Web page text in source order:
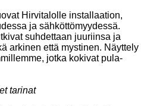
Hirvitalolle installaation,
ja sähköttömyydessä.
suhdettaan juuriinsa ja
arkinen että mystinen. Näyttely
jotka kokivat pula-
tarinat